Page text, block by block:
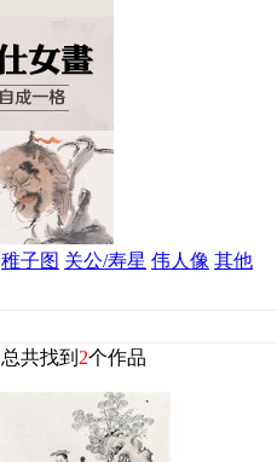
稚子图 关公/寿星 伟人像 其他
总共找到 2个作品